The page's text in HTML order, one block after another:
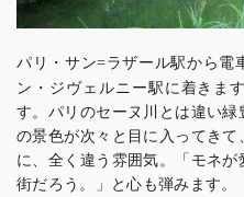
パリ・サン=ラザール駅から電
ン・ジヴェルニー駅に着きま
す。パリのセーヌ川とは違い
の景色が次々と目に入ってき
に、全く違う雰囲気。「モネ
街だろう。」と心も弾みます。